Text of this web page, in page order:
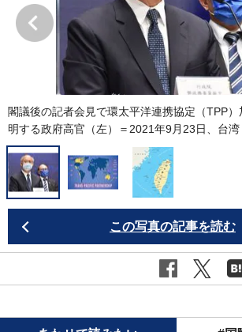
閣議後の記者会見で環太平洋連携協定（TPP
明する政府高官（左）＝2021年9月23日、台
この写真の記事を読む